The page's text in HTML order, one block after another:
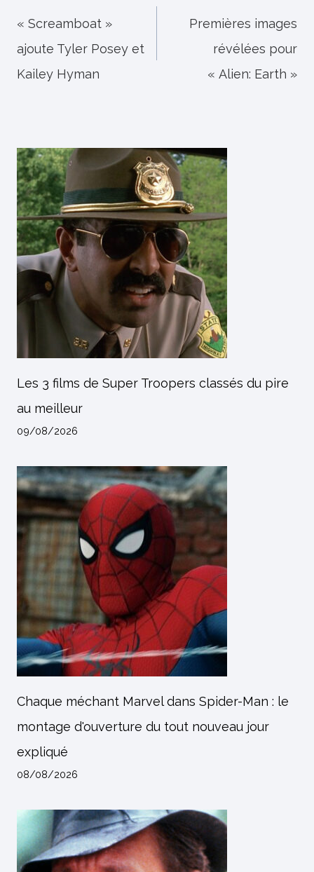
de
l’article
« Screamboat »
ajoute Tyler Posey et
Kailey Hyman
Premières images
révélées pour
« Alien: Earth »
Les 3 films de Super Troopers classés du pire
au meilleur
09/08/2026
Chaque méchant Marvel dans Spider-Man : le
montage d'ouverture du tout nouveau jour
expliqué
08/08/2026